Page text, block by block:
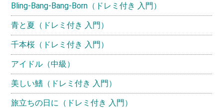
ー
Bling-Bang-Bang-Born（ドレミ付き 入門）
青と夏（ドレミ付き 入門）
千本桜（ドレミ付き 入門）
アイドル（中級）
美しい鰭（ドレミ付き 入門）
旅立ちの日に（ドレミ付き 入門）